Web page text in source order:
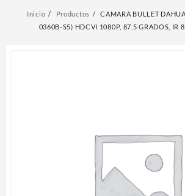
Inicio Productos
CAMARA BULLET
0360B-S5) HDCVI 1080P, 87.5 GRADOS, IR